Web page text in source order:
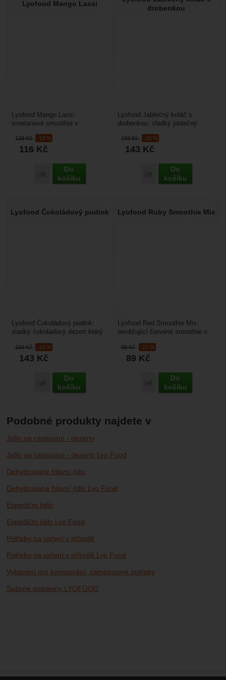
Lyofood Mango Lassi
129Kč -10 %
116 Kč
Porovnat
Do
košíku
Lyofood Mango Lassi:
smetanové smoothie v
mangového pyré. V balení
nejsou...
drobenkou
159Kč -10 %
143 Kč
Porovnat
Do
košíku
Lyofood Jablečný koláč s
drobenkou: sladký jablečný
vychutnat kdekoliv. Stačí...
Lyofood Čokoládový pudink
159Kč -10 %
143 Kč
Porovnat
Do
košíku
Lyofood Čokoládový pudink:
sladký čokoládový dezert který
kdekoliv. Pokrm využijete...
Lyofood Ruby Smoothie Mix
99Kč -10 %
89 Kč
Porovnat
Do
košíku
Lyofood Red Smoothie Mix:
osvěžující červené smoothie v
červené řepy. V balení...
Podobné produkty najdete v
Jídlo na cestování - dezerty
Jídlo na cestování - dezerty Lyo Food
Dehydrované hlavní jídlo
Dehydrované hlavní jídlo Lyo Food
Expediční jídlo
Expediční jídlo Lyo Food
Potřeby na vaření v přírodě
Potřeby na vaření v přírodě Lyo Food
Vybavení pro kempování, campingové potřeby
Sušené potraviny LYOFOOD